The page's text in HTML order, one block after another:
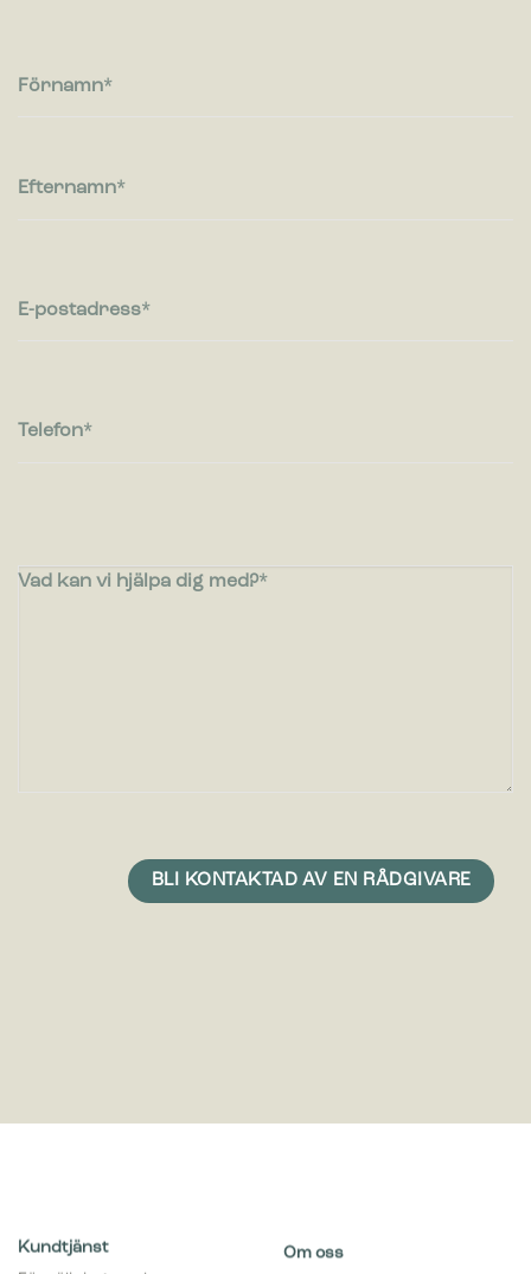
relevanta och engagerande för enskilda användare, och
Förnamn
Efternamn
E-postadress
Telefon
Vad kan vi hjälpa dig med?
Kundtjänst
Om oss